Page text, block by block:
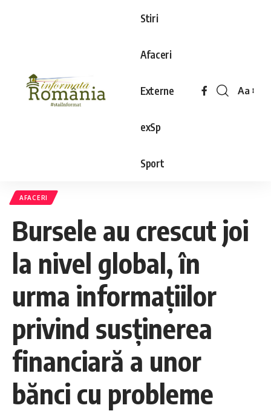
Stiri
Afaceri
Externe
exSp
Sport
Aa
AFACERI
Bursele au crescut joi
la nivel global, în
urma informaţiilor
privind susţinerea
financiară a unor
bănci cu probleme